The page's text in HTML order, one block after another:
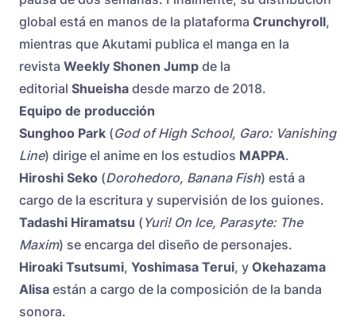
global está en manos de la plataforma Crunchyroll,
mientras que Akutami publica el manga en la
revista Weekly Shonen Jump de la
editorial Shueisha desde marzo de 2018.
Equipo de producción
Sunghoo Park (God of High School, Garo: Vanishing
Line) dirige el anime en los estudios MAPPA.
Hiroshi Seko (Dorohedoro, Banana Fish) está a
cargo de la escritura y supervisión de los guiones.
Tadashi Hiramatsu ( Yuri! On Ice, Parasyte: The
Maxim) se encarga del diseño de personajes.
Hiroaki Tsutsumi, Yoshimasa Terui, y Okehazama
Alisa están a cargo de la composición de la banda
sonora.